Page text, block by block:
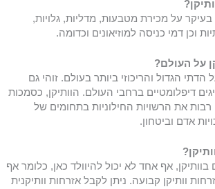
בעיקר על מכירת מטבעות, מדליות, גלויות,
וכן דמי כניסה למוזיאונים וכדומה.
על העולם?
הדתי הגדול והריכוזי ביותר בעולם. זוהי גם
דיפלומטיים ברחבי העולם. הוותיקן, כסמכות
את הרשויות החילוניות בתחומים של
אדם וביטחון.
בוותיקן, אף אחד לא יכול להיוולד כאן, כלומר אף
וותיקן קבועה. ניתן לקבל אזרחות וותיקנית